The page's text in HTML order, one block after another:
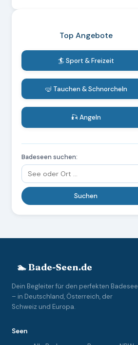
Top Angebote
🏄 Sport & Freizeit
🤿 Tauchen & Schnorcheln
🎣 Angeln
Badeseen suchen:
🏊 Bade-Seen.de
Dein Begleiter für den perfekten Badesee
– in Deutschland, Österreich, der
Schweiz und Europa.
Seen